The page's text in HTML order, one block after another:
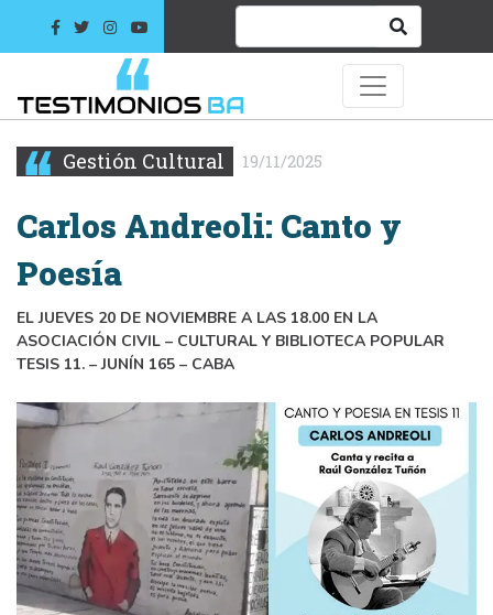
Gestión Cultural 19/11/2025
Carlos Andreoli: Canto y
Poesía
EL JUEVES 20 DE NOVIEMBRE A LAS 18.00 EN LA
ASOCIACIÓN CIVIL – CULTURAL Y BIBLIOTECA POPULAR
TESIS 11. – JUNÍN 165 – CABA